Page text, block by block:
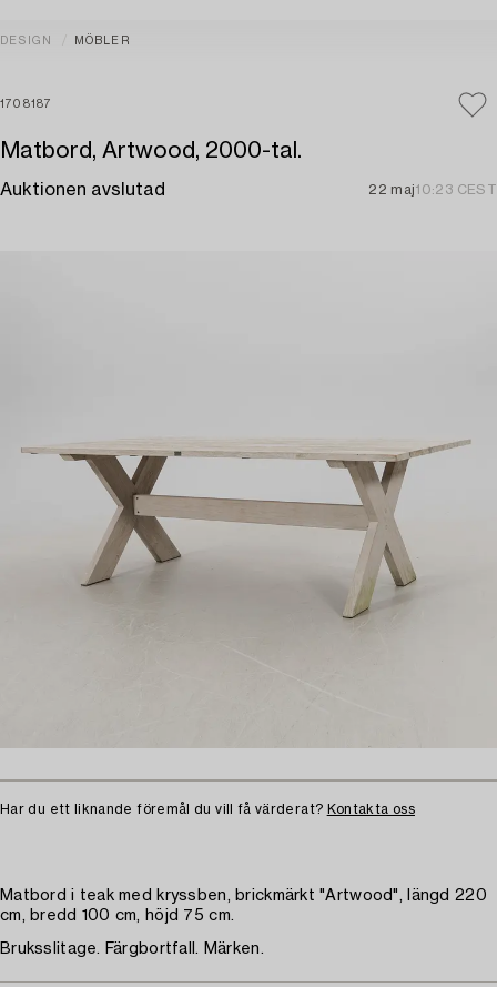
DESIGN MÖBLER
1708187
Matbord, Artwood, 2000-tal.
Auktionen avslutad 22 maj10:23 CEST
Har du ett liknande föremål du vill få värderat? Kontakta oss
Matbord i teak med kryssben, brickmärkt "Artwood", längd 220
cm, bredd 100 cm, höjd 75 cm.
Bruksslitage. Färgbortfall. Märken.